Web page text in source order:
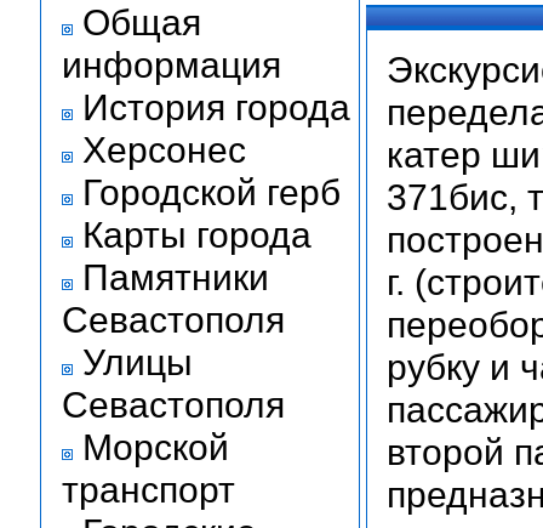
Общая
информация
История города
Херсонес
Городской герб
Карты города
Памятники
Севастополя
Улицы
Севастополя
Морской
транспорт
катер
371бис,
г.
рубку и
второй